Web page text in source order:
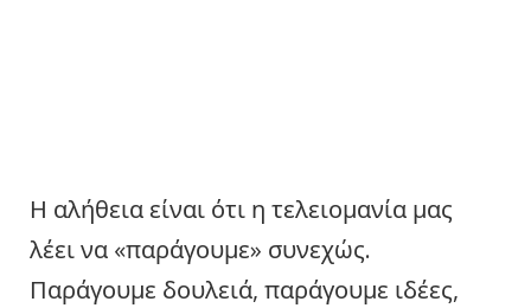
Η αλήθεια είναι ότι η τελειομανία μας
λέει να «παράγουμε» συνεχώς.
Παράγουμε δουλειά, παράγουμε ιδέες,